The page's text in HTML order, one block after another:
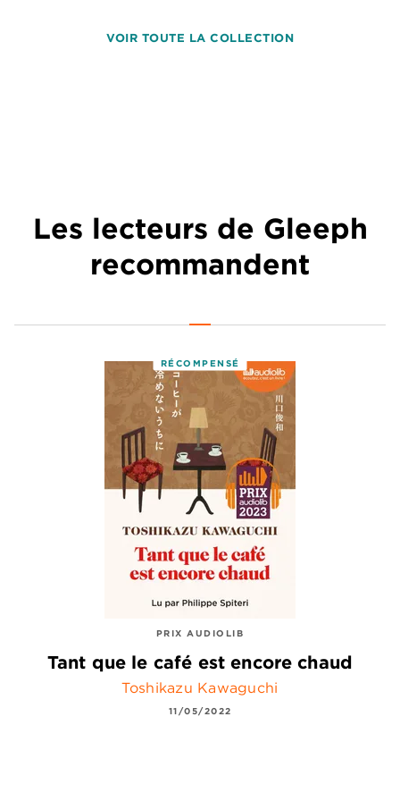
VOIR TOUTE LA COLLECTION
Les lecteurs de Gleeph
recommandent
RÉCOMPENSÉ
PRIX AUDIOLIB
Tant que le café est encore chaud
Toshikazu Kawaguchi
11/05/2022